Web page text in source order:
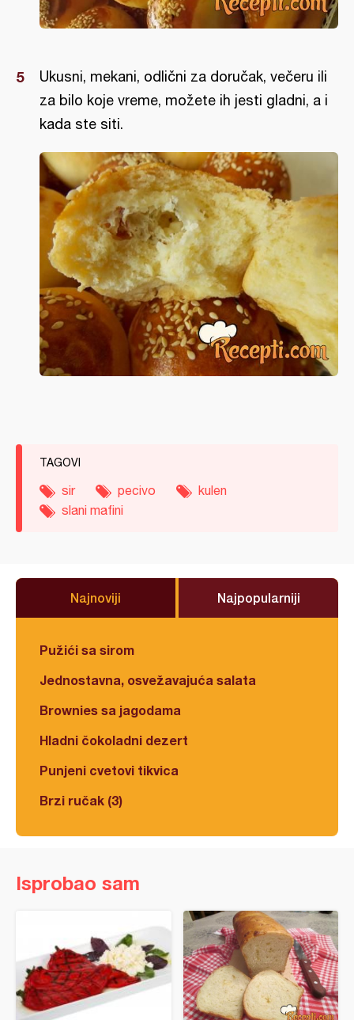
Ukusni, mekani, odlični za doručak, večeru ili
za bilo koje vreme, možete ih jesti gladni, a i
kada ste siti.
TAGOVI
sir pecivo
kulen
slani mafini
Najnoviji Najpopularniji
Pužići sa sirom
Jednostavna, osvežavajuća salata
Brownies sa jagodama
Hladni čokoladni dezert
Punjeni cvetovi tikvica
Brzi ručak (3)
Isprobao sam